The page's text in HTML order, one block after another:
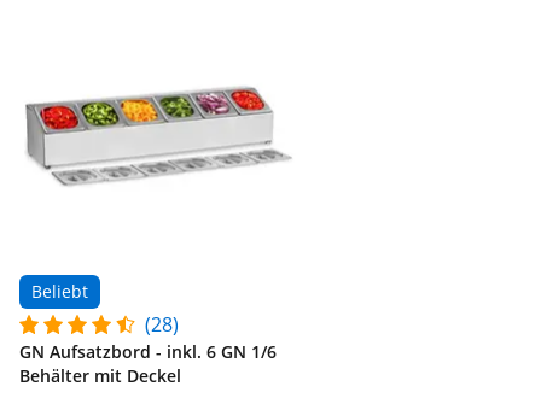
Beliebt
(28)
GN Aufsatzbord - inkl. 6 GN 1/6
Behälter mit Deckel